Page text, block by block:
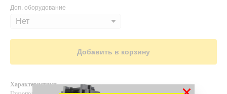
Доп. оборудование
Добавить в корзину
Характеристики